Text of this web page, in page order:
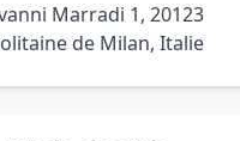
Marradi 1, 20123
de Milan, Italie